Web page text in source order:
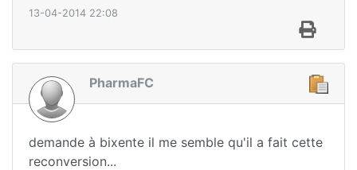
13-04-2014 22:08
PharmaFC
demande à bixente il me semble qu'il a fait cette
reconversion...